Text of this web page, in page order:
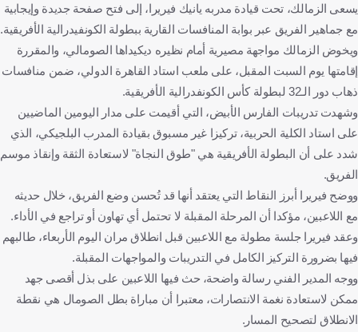
الدوري المصري الممتاز
كأس الكونفيدرالية الإفريقية
عدي الدباغ
ناصر منسي
محمود حمدي الونش
محمد اسماعيل
محمد صبحي
محمد السيد محمد يانيك فيريرا
مصر
كرة قدم
يسعى الزمالك، تحت قيادة مدربه يانيك فيريرا، إلى فتح صفحة جديدة وإيجابية
مع جماهير الفريق عبر بوابة المنافسات القارية ببطولة الكونفيدرالية الأفريقية.
ويخوض الزمالك مواجهة مصيرية أمام نظيره ديكيداها الصومالي، والمقررة
إقامتها يوم السبت المقبل، على ملعب استاد القاهرة الدولي، ضمن منافسات
ذهاب دور الـ32 لبطولة كأس الكونفدرالية الأفريقية.
وشهدت تدريبات الفارس الأبيض، التي أقيمت على مدار اليومين الماضيين
على استاد الكلية الحربية، تركيزا غير مسبوق بقيادة المدرب البلجيكي، الذي
شدد على أن البطولة الأفريقية هي "طوق النجاة" لاستعادة الثقة وإنقاذ موسم
الفريق.
ووضح فيريرا أبرز النقاط التي يعتقد أنها قد تُحسن وضع الفريق، خلال حديثه
مع اللاعبين، مؤكدا أن المرحلة المقبلة لا تحتمل أي تهاون أو تراجع في الأداء.
وعقد فيريرا جلسة مطولة مع اللاعبين قبل انطلاق مران اليوم الأربعاء، طالبهم
فيها بضرورة التركيز الكامل في التدريبات والمواجهات المقبلة.
ووجه المدير الفني رسالة واضحة، حث فيها اللاعبين على بذل أقصى جهد
ممكن لاستعادة نغمة الانتصارات، معتبرا أن مباراة بطل الصومال هي نقطة
الانطلاق لتصحيح المسار.